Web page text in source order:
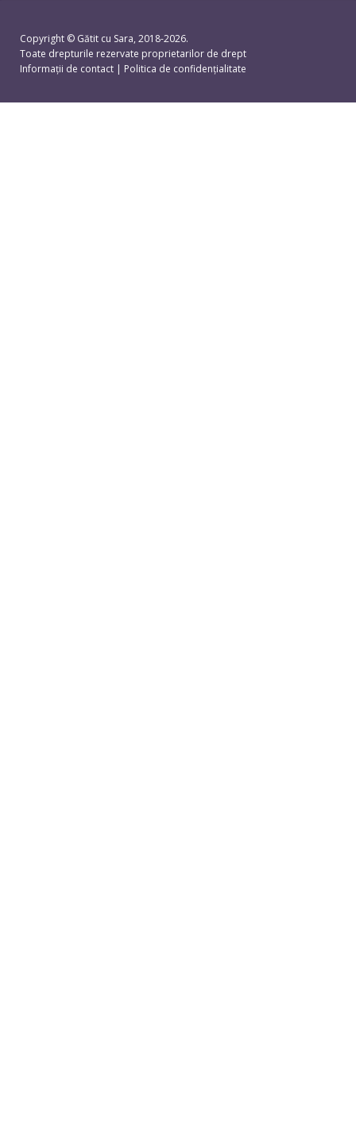
Copyright © Gătit cu Sara, 2018-2026.
Toate drepturile rezervate proprietarilor de drept
Informații de contact | Politica de confidențialitate